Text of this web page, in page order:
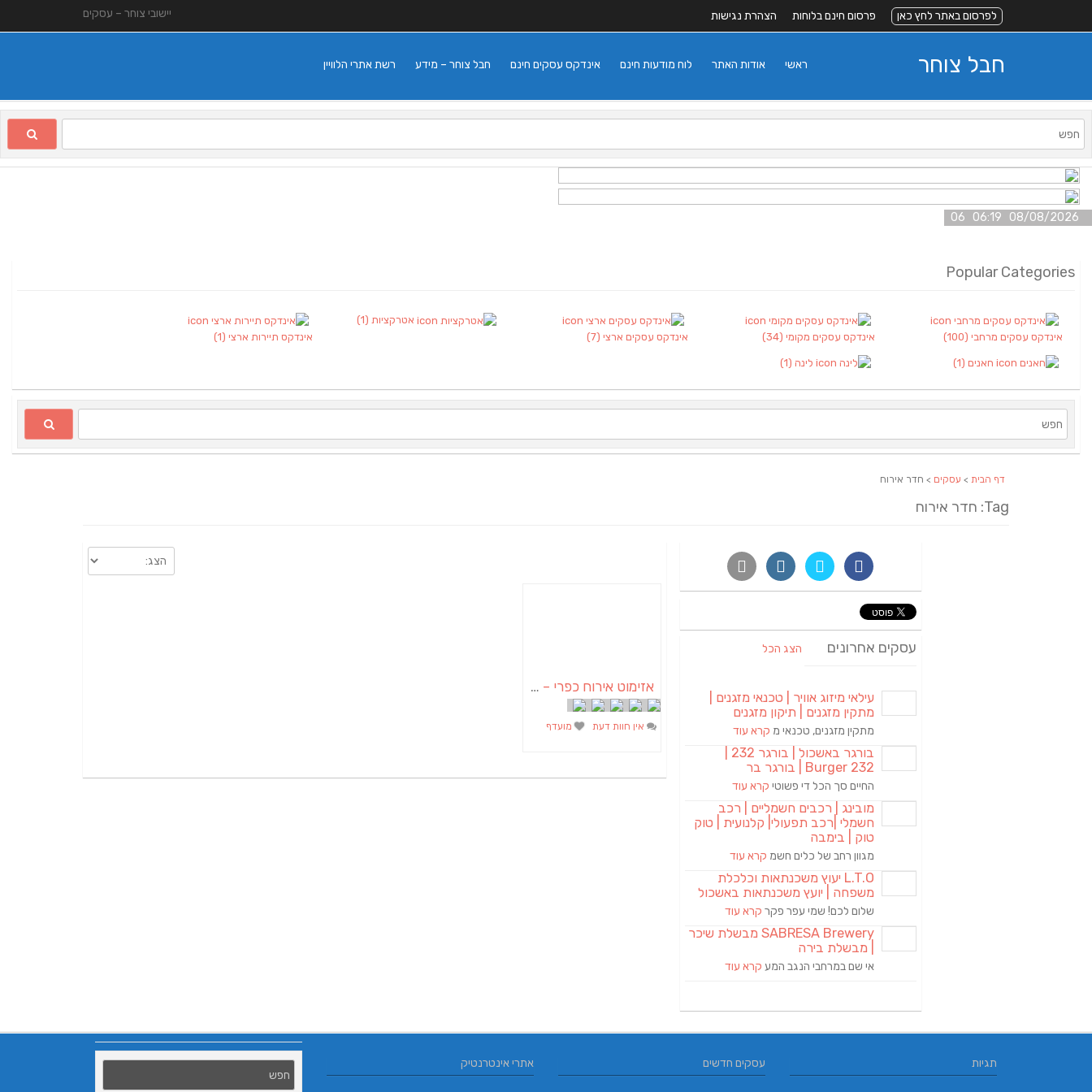
יישובי צוחר – עסקים לפרסום באתר לחץ כאן פרסום חינם בלוחות הצהרת נגישות
חבל צוחר רשת אתרי הלוויין חבל צוחר – מידע אינדקס עסקים חינם לוח מודעות חינם אודות האתר ראשי
08/08/2026 06:19 06
Popular Categories
אינדקס עסקים מרחבי (100) אינדקס עסקים מקומי (34) אינדקס עסקים ארצי (7)
אטרקציות (1)
אינדקס תיירות ארצי (1)
חאנים (1) לינה (1)
דף הבית > עסקים > חדר אירוח
Tag: חדר אירוח
אזימוט אירוח כפרי – 0777296796
אין חוות דעת מועדף
עסקים אחרונים הצג הכל
עילאי מיזוג אוויר | טכנאי מזגנים |
מתקין מזגנים | תיקון מזגנים
מתקין מזגנים, טכנאי מ קרא עוד
Burger 232 | בורגר בר
החיים סך הכל די פשוטי קרא עוד
מובינג | רכבים חשמליים | רכב
חשמלי |רכב תפעולי| קלנועית | טוק
טוק | בימבה
מגוון רחב של כלים חשמ קרא עוד
L.T.O יעוץ משכנתאות וכלכלת
משפחה | יועץ משכנתאות באשכול
שלום לכם! שמי עפר פקר קרא עוד
SABRESA Brewery מבשלת שיכר
| מבשלת בירה
אי שם במרחבי הנגב המע קרא עוד
אתרי אינטרנטיק עסקים חדשים תגיות